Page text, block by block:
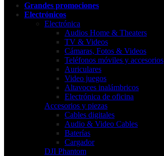
Grandes promociones
Electrónicos
Electrónica
Audios Home & Theaters
TV & Videos
Cámaras, Fotos & Videos
Teléfonos móviles y accesorios
Auriculares
Video juegos
Altavoces inalámbricos
Electrónica de oficina
Accesorios y piezas
Cables digitales
Audio & Video Cables
Baterías
Cargador
DJI Phantom